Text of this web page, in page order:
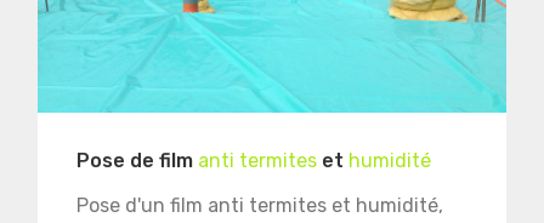
Pose de film anti termites et humidité
Pose d'un film anti termites et humidité,